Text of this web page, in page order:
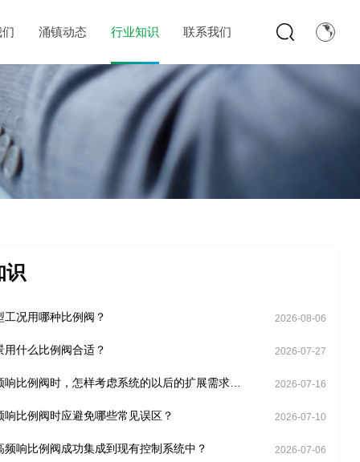
涌镇动态 行业知识 联系我们
识
工况用哪种比例阀？ 2026-08-06
用什么比例阀合适？ 2026-07-27
响比例阀时，怎样考虑系统的以后的扩展需求 2026-07-16
响比例阀时应避免哪些常见误区？ 2026-07-10
频响比例阀成功集成到现有控制系统中？ 2026-07-06